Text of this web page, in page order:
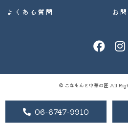
06-6747-9910
よくある質問 お
© こなもんと中華の匠 All